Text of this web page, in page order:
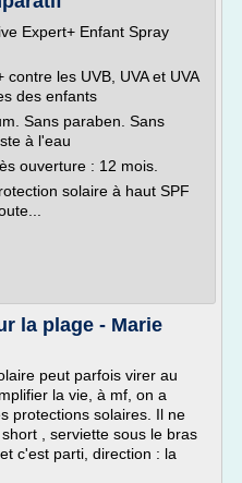
Expert+ Enfant Spray
les UVB, UVA et UVA
des enfants
Sans paraben. Sans
à l'eau
ouverture : 12 mois.
solaire à haut SPF
la plage - Marie
peut parfois virer au
la vie, à mf, on a
protections solaires. Il ne
, serviette sous le bras
c'est parti, direction : la